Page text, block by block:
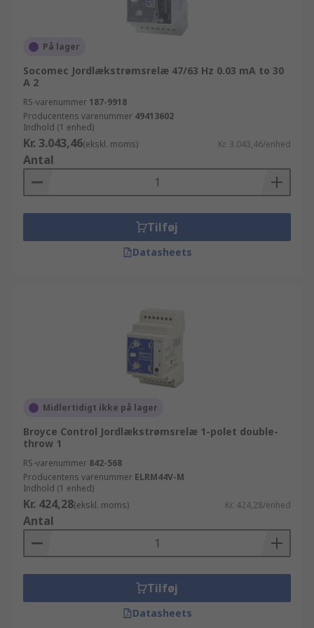
På lager
Socomec Jordlækstrømsrelæ 47/63 Hz 0.03 mA to 30
A 2
RS-varenummer 187-9918
Producentens varenummer 49413602
Indhold (1 enhed)
Kr. 3.043,46(ekskl. moms) Kr. 3.043,46/enhed
Antal
Tilføj
Datasheets
Midlertidigt ikke på lager
Broyce Control Jordlækstrømsrelæ 1-polet double-
throw 1
RS-varenummer 842-568
Producentens varenummer ELRM44V-M
Indhold (1 enhed)
Kr. 424,28(ekskl. moms) Kr. 424,28/enhed
Antal
Tilføj
Datasheets